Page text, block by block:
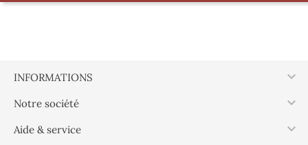
INFORMATIONS 
Notre société 
Aide & service 